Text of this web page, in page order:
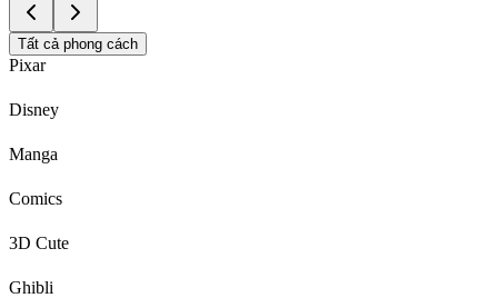
Tất cả phong cách
Pixar
Disney
Manga
Comics
3D Cute
Ghibli